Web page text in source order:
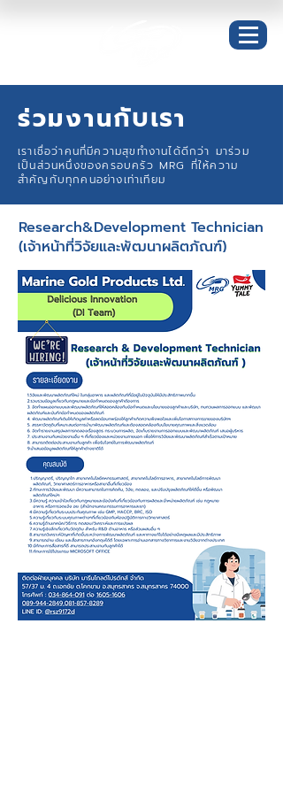
ร่วมงานกับเรา
เราเชื่อว่าคนที่มีความสุขทำงานได้ดีกว่า มาร่วม
เป็นส่วนหนึ่งของครอบครัว MRG ที่ให้ความ
สำคัญกับทุกคนอย่างเท่าเทียม
Research&Development Technician
(เจ้าหน้าที่วิจัยและพัฒนาผลิตภัณฑ์)